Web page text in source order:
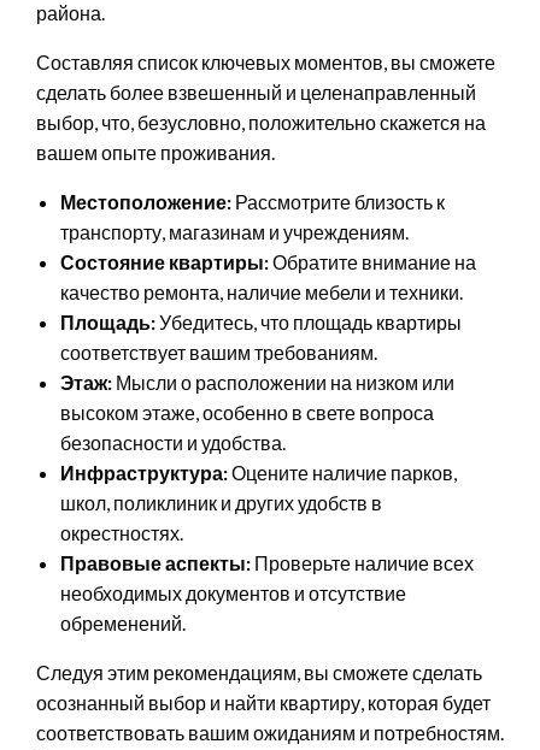
района.
Составляя список ключевых моментов, вы сможете
сделать более взвешенный и целенаправленный
выбор, что, безусловно, положительно скажется на
вашем опыте проживания.
Местоположение: Рассмотрите близость к
транспорту, магазинам и учреждениям.
Состояние квартиры:Обратите внимание на
качество ремонта, наличие мебели и техники.
Площадь:Убедитесь, что площадь квартиры
соответствует вашим требованиям.
Этаж: Мысли о расположении на низком или
высоком этаже, особенно в свете вопроса
безопасности и удобства.
Инфраструктура:Оцените наличие парков,
школ, поликлиник и других удобств в
окрестностях.
Правовые аспекты: Проверьте наличие всех
необходимых документов и отсутствие
обременений.
Следуя этим рекомендациям, вы сможете сделать
осознанный выбор и найти квартиру, которая будет
соответствовать вашим ожиданиям и потребностям.